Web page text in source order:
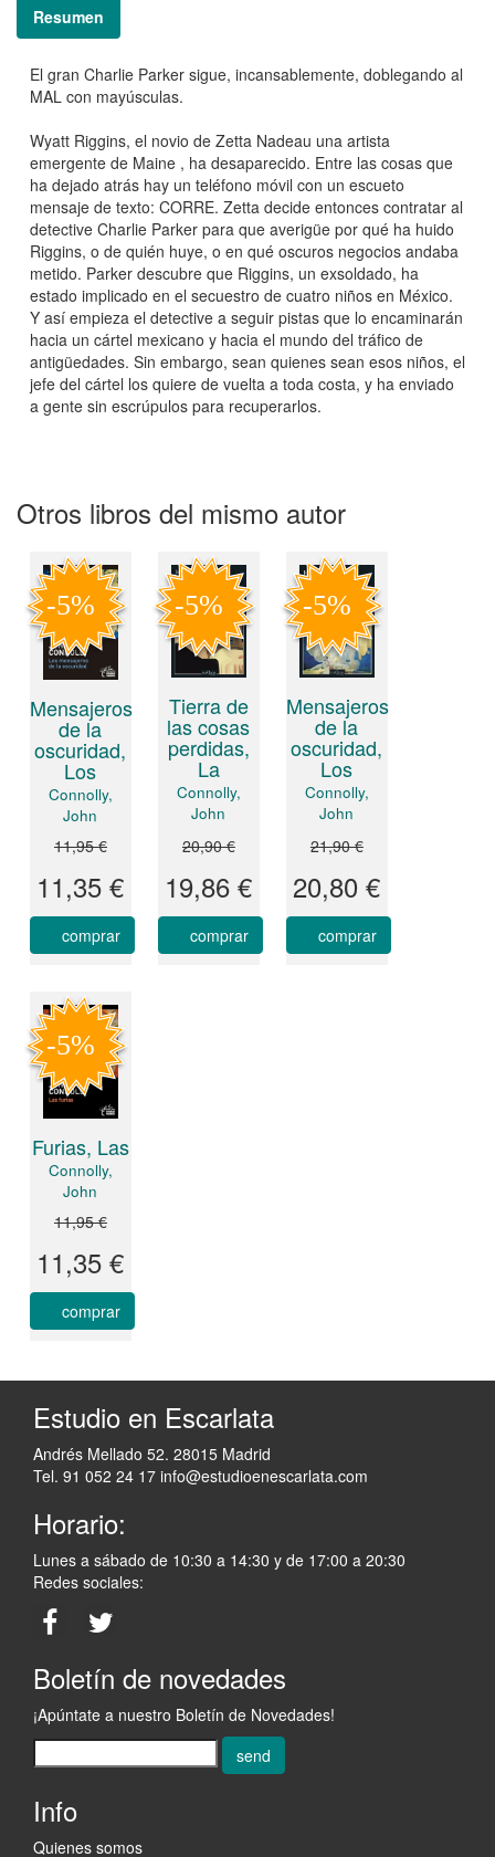
Resumen
El gran Charlie Parker sigue, incansablemente, doblegando al
MAL con mayúsculas.
Wyatt Riggins, el novio de Zetta Nadeau una artista
emergente de Maine , ha desaparecido. Entre las cosas que
ha dejado atrás hay un teléfono móvil con un escueto
mensaje de texto: CORRE. Zetta decide entonces contratar al
detective Charlie Parker para que averigüe por qué ha huido
Riggins, o de quién huye, o en qué oscuros negocios andaba
metido. Parker descubre que Riggins, un exsoldado, ha
estado implicado en el secuestro de cuatro niños en México.
Y así empieza el detective a seguir pistas que lo encaminarán
hacia un cártel mexicano y hacia el mundo del tráfico de
antigüedades. Sin embargo, sean quienes sean esos niños, el
jefe del cártel los quiere de vuelta a toda costa, y ha enviado
a gente sin escrúpulos para recuperarlos.
Otros libros del mismo autor
Mensajeros
de la
oscuridad,
Los
Connolly,
John
11,95 €
11,35 €
comprar
Tierra de
las cosas
perdidas,
La
Connolly,
John
20,90 €
19,86 €
comprar
Mensajeros
de la
oscuridad,
Los
Connolly,
John
21,90 €
20,80 €
comprar
Furias, Las
Connolly,
John
11,95 €
11,35 €
comprar
Estudio en Escarlata
Andrés Mellado 52. 28015 Madrid
Tel. 91 052 24 17 info@estudioenescarlata.com
Horario:
Lunes a sábado de 10:30 a 14:30 y de 17:00 a 20:30
Redes sociales:
Boletín de novedades
¡Apúntate a nuestro Boletín de Novedades!
send
Info
Quienes somos